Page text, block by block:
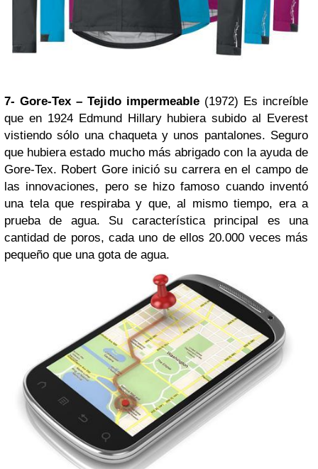
7- Gore-Tex – Tejido impermeable (1972) Es increíble
que en 1924 Edmund Hillary hubiera subido al Everest
vistiendo sólo una chaqueta y unos pantalones. Seguro
que hubiera estado mucho más abrigado con la ayuda de
Gore-Tex. Robert Gore inició su carrera en el campo de
las innovaciones, pero se hizo famoso cuando inventó
una tela que respiraba y que, al mismo tiempo, era a
prueba de agua. Su característica principal es una
cantidad de poros, cada uno de ellos 20.000 veces más
pequeño que una gota de agua.